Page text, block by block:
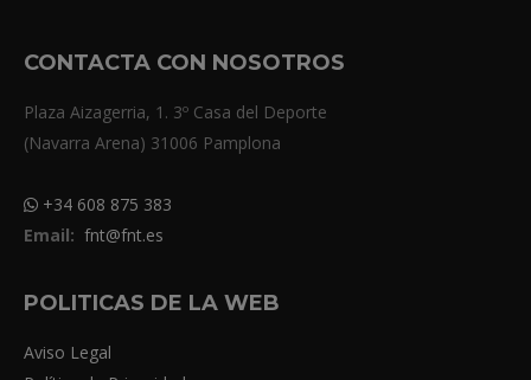
CONTACTA CON NOSOTROS
Plaza Aizagerria, 1. 3º Casa del Deporte
(Navarra Arena) 31006 Pamplona
+34 608 875 383
Email: fnt@fnt.es
POLITICAS DE LA WEB
Aviso Legal